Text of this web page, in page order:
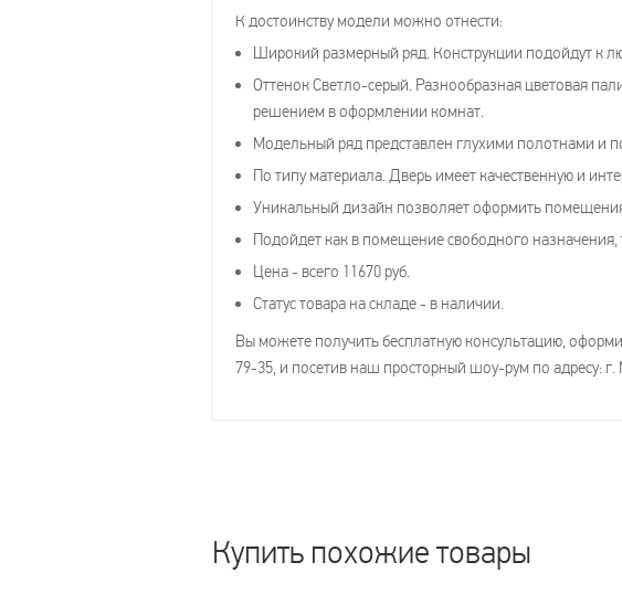
К достоинству модели можно отнести:
Широкий размерный ряд. Конструкции подойдут к
Оттенок Светло-серый. Разнообразная цветовая
решением в оформлении комнат.
Модельный ряд представлен глухими полотнами и
По типу материала. Дверь имеет качественную и
Уникальный дизайн позволяет оформить
Подойдет как в помещение свободного
Цена - всего 11670 руб.
Статус товара на складе - в наличии.
Вы можете получить бесплатную консультацию,
79-35, и посетив наш просторный шоу-рум по адресу:
Купить похожие товары